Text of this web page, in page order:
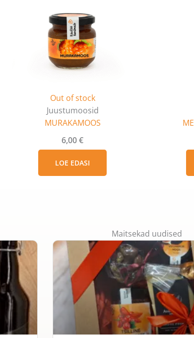
Out of stock
Juustumoosid
MURAKAMOOS
6,00€
LOE EDASI
Maitsekad uudised